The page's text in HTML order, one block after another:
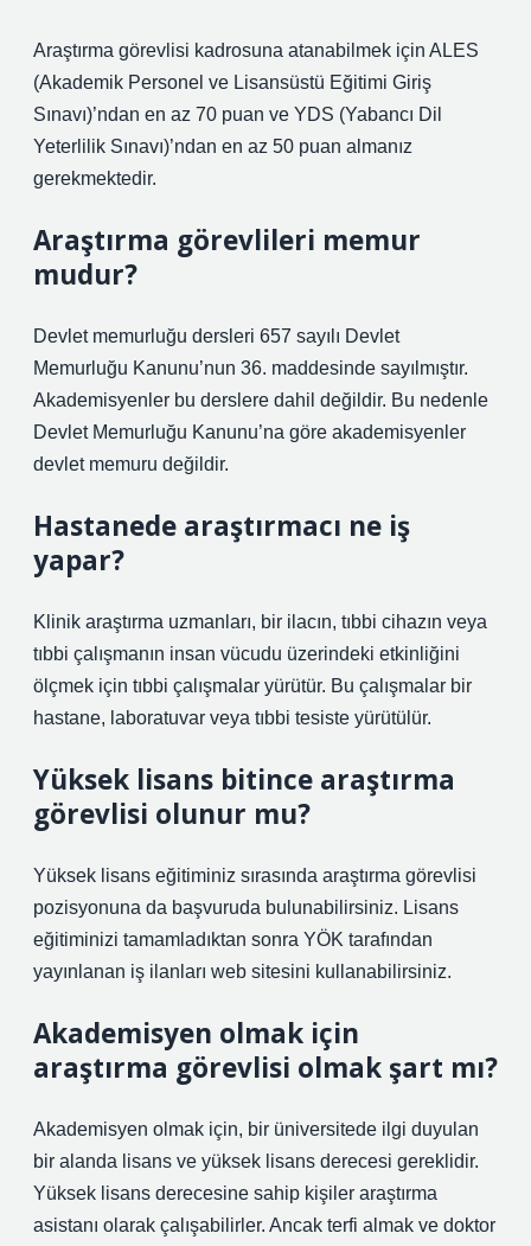
Araştırma görevlisi kadrosuna atanabilmek için ALES
(Akademik Personel ve Lisansüstü Eğitimi Giriş
Sınavı)’ndan en az 70 puan ve YDS (Yabancı Dil
Yeterlilik Sınavı)’ndan en az 50 puan almanız
gerekmektedir.
Araştırma görevlileri memur
mudur?
Devlet memurluğu dersleri 657 sayılı Devlet
Memurluğu Kanunu’nun 36. maddesinde sayılmıştır.
Akademisyenler bu derslere dahil değildir. Bu nedenle
Devlet Memurluğu Kanunu’na göre akademisyenler
devlet memuru değildir.
Hastanede araştırmacı ne iş
yapar?
Klinik araştırma uzmanları, bir ilacın, tıbbi cihazın veya
tıbbi çalışmanın insan vücudu üzerindeki etkinliğini
ölçmek için tıbbi çalışmalar yürütür. Bu çalışmalar bir
hastane, laboratuvar veya tıbbi tesiste yürütülür.
Yüksek lisans bitince araştırma
görevlisi olunur mu?
Yüksek lisans eğitiminiz sırasında araştırma görevlisi
pozisyonuna da başvuruda bulunabilirsiniz. Lisans
eğitiminizi tamamladıktan sonra YÖK tarafından
yayınlanan iş ilanları web sitesini kullanabilirsiniz.
Akademisyen olmak için
araştırma görevlisi olmak şart mı?
Akademisyen olmak için, bir üniversitede ilgi duyulan
bir alanda lisans ve yüksek lisans derecesi gereklidir.
Yüksek lisans derecesine sahip kişiler araştırma
asistanı olarak çalışabilirler. Ancak terfi almak ve doktor